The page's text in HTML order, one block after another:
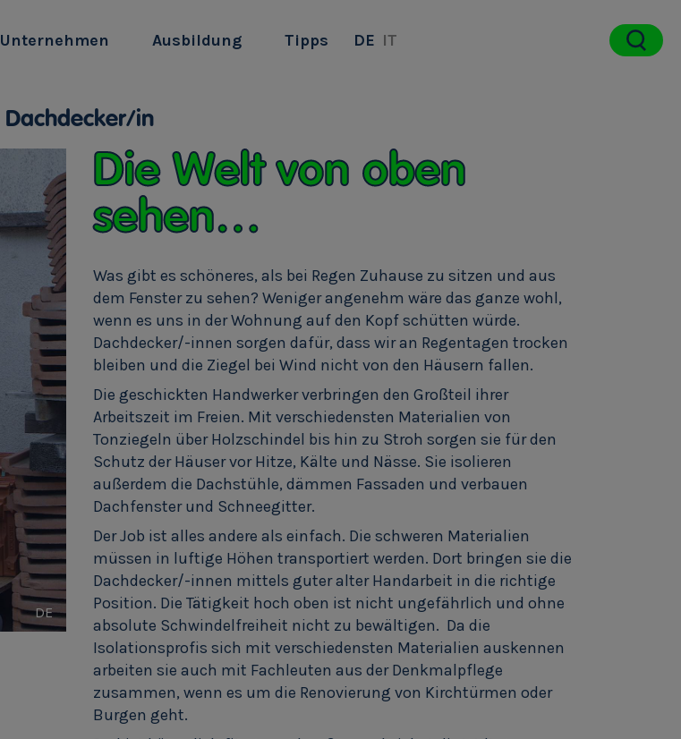
Unternehmen Ausbildung Tipps DE IT
Dachdecker/in
Die Welt von oben
sehen…
Was gibt es schöneres, als bei Regen Zuhause zu sitzen und aus
dem Fenster zu sehen? Weniger angenehm wäre das ganze wohl,
wenn es uns in der Wohnung auf den Kopf schütten würde.
Dachdecker/-innen sorgen dafür, dass wir an Regentagen trocken
bleiben und die Ziegel bei Wind nicht von den Häusern fallen.
Die geschickten Handwerker verbringen den Großteil ihrer
Arbeitszeit im Freien. Mit verschiedensten Materialien von
Tonziegeln über Holzschindel bis hin zu Stroh sorgen sie für den
Schutz der Häuser vor Hitze, Kälte und Nässe. Sie isolieren
außerdem die Dachstühle, dämmen Fassaden und verbauen
Dachfenster und Schneegitter.
Der Job ist alles andere als einfach. Die schweren Materialien
müssen in luftige Höhen transportiert werden. Dort bringen sie die
Dachdecker/-innen mittels guter alter Handarbeit in die richtige
Position. Die Tätigkeit hoch oben ist nicht ungefährlich und ohne
absolute Schwindelfreiheit nicht zu bewältigen. Da die
Isolationsprofis sich mit verschiedensten Materialien auskennen
arbeiten sie auch mit Fachleuten aus der Denkmalpflege
zusammen, wenn es um die Renovierung von Kirchtürmen oder
Burgen geht.
DE